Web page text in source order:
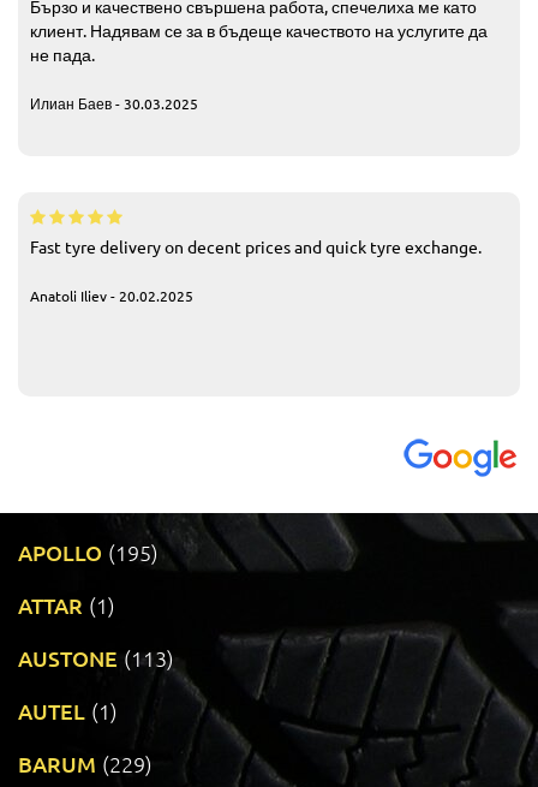
Бързо и качествено свършена работа, спечелиха ме като
клиент. Надявам се за в бъдеще качеството на услугите да
не пада.
Илиан Баев - 30.03.2025
Fast tyre delivery on decent prices and quick tyre exchange.
Anatoli Iliev - 20.02.2025
APOLLO (195)
ATTAR (1)
AUSTONE (113)
AUTEL (1)
BARUM (229)